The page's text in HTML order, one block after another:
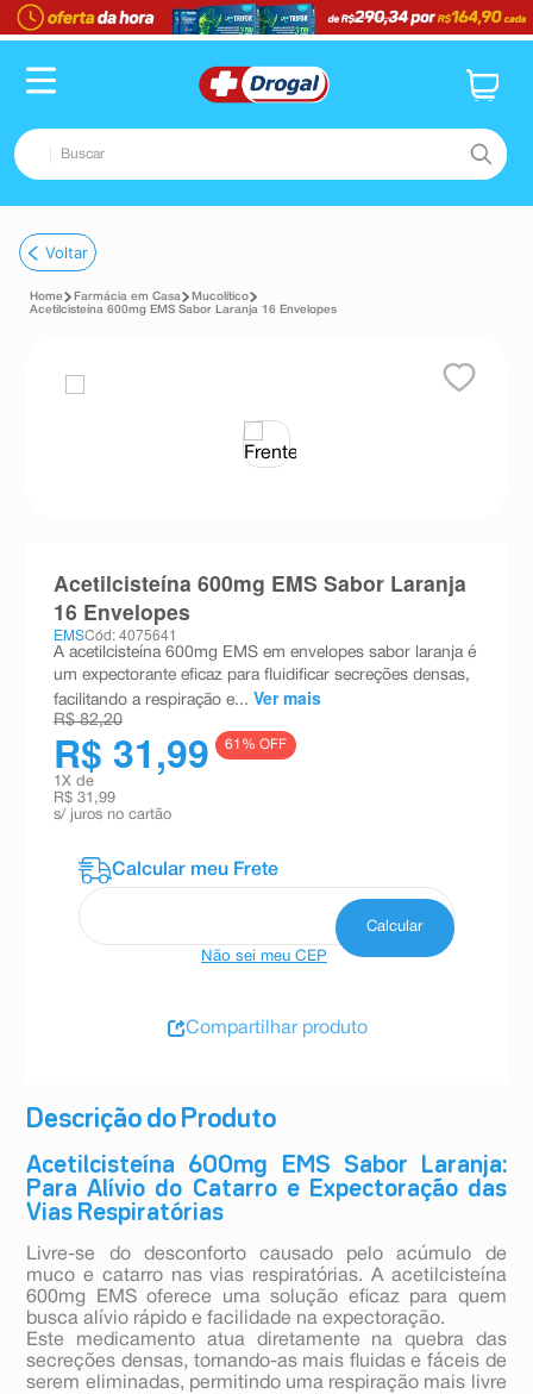
Buscar
1º pampers confort sec max
2º fralda
lenço umedecido
teste gravidez
ºesmalte
Voltar
Farmácia em Casa
Mucolítico
Acetilcisteína 600mg EMS Sabor Laranja 16 Envelopes
Descrição do Produto
Acetilcisteína 600mg EMS Sabor Laranja:
Para Alívio do Catarro e Expectoração das
Vias Respiratórias
Livre-se do desconforto causado pelo acúmulo de
muco e catarro nas vias respiratórias. A acetilcisteína
600mg EMS oferece uma solução eficaz para quem
busca alívio rápido e facilidade na expectoração.
Este medicamento atua diretamente na quebra das
secreções densas, tornando-as mais fluidas e fáceis de
serem eliminadas, permitindo uma respiração mais livre
Acetilcisteína 600mg EMS Sabor Laranja
16 Envelopes
EMSCód: 4075641
A acetilcisteína 600mg EMS em envelopes sabor laranja é
um expectorante eficaz para fluidificar secreções densas,
facilitando a respiração e... Ver mais
R$ 82,20
R$ 31,99 61 % OFF
1 X de
R$ 31,99
s/ juros no cartão
Não sei meu CEP
Compartilhar produto